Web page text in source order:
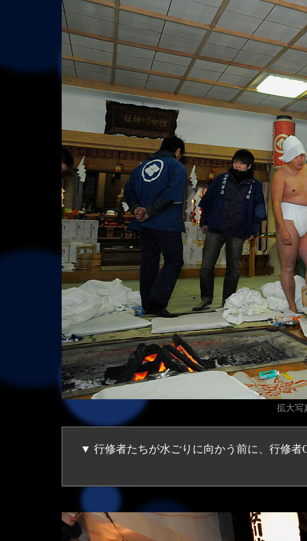
拡大写
▼ 行修者たちが水ごりに向かう前に、行修